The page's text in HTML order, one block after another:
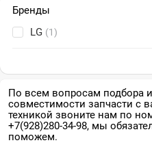
Бренды
LG (1)
По всем вопросам подбора и
совместимости запчасти с
техникой звоните нам по
+7(928)280-34-98, мы
поможем.